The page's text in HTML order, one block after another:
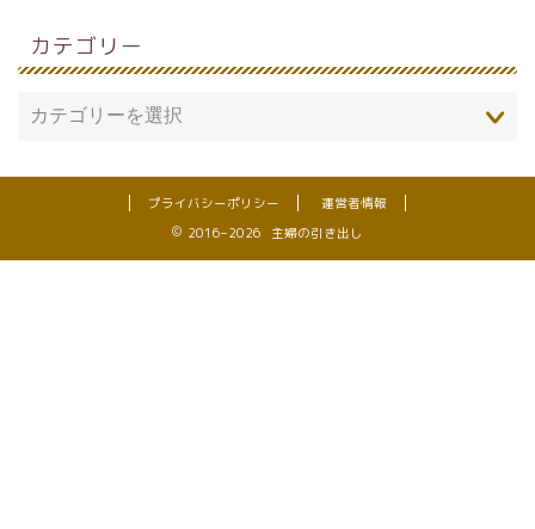
カテゴリー
プライバシーポリシー
運営者情報
2016–2026 主婦の引き出し